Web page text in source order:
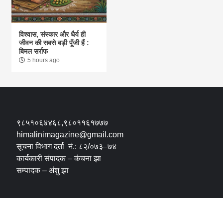
विश्वास, संस्कार और धैर्य ही
जीवन की सबसे बड़ी पूँजी हैं :
बिमल सर्राफ
5 hours ago
९८५१०६४४६८,९८०११६१७७७
himalinimagazine@gmail.com
सूचना विभाग दर्ता नं.: ८२/०७३–७४
कार्यकारी संपादक – कंचना झा
सम्पादक – अंशु झा